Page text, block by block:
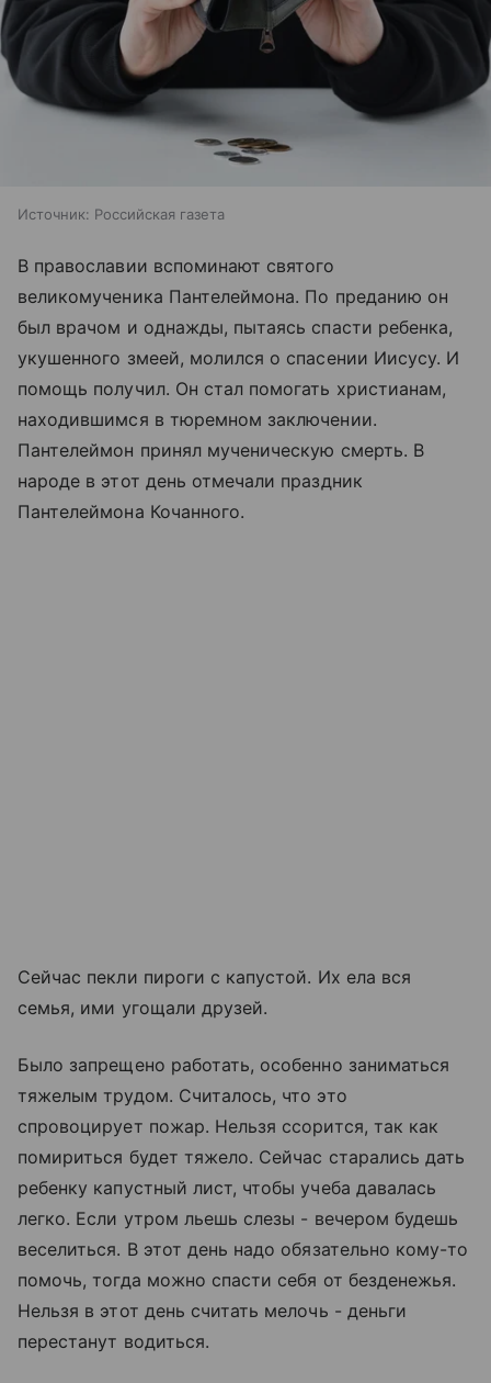
Источник: Российская газета
В православии вспоминают святого
великомученика Пантелеймона. По преданию он
был врачом и однажды, пытаясь спасти ребенка,
укушенного змеей, молился о спасении Иисусу. И
помощь получил. Он стал помогать христианам,
находившимся в тюремном заключении.
Пантелеймон принял мученическую смерть. В
народе в этот день отмечали праздник
Пантелеймона Кочанного.
Сейчас пекли пироги с капустой. Их ела вся
семья, ими угощали друзей.
Было запрещено работать, особенно заниматься
тяжелым трудом. Считалось, что это
спровоцирует пожар. Нельзя ссорится, так как
помириться будет тяжело. Сейчас старались дать
ребенку капустный лист, чтобы учеба давалась
легко. Если утром льешь слезы - вечером будешь
веселиться. В этот день надо обязательно кому-то
помочь, тогда можно спасти себя от безденежья.
Нельзя в этот день считать мелочь - деньги
перестанут водиться.